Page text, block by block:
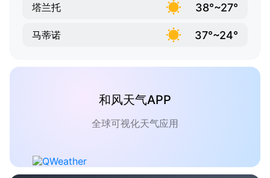
塔兰托 38°~27°
马蒂诺 37°~24°
和风天气APP
全球可视化天气应用